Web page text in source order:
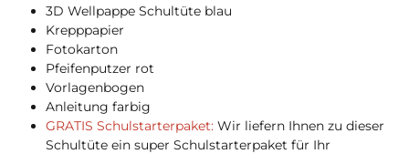
3D Wellpappe Schultüte blau
Krepppapier
Fotokarton
Pfeifenputzer rot
Vorlagenbogen
Anleitung farbig
GRATIS Schulstarterpaket: Wir liefern Ihnen zu dieser
Schultüte ein super Schulstarterpaket für Ihr